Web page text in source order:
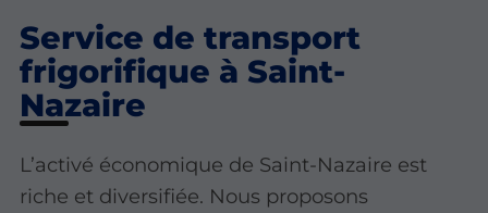
Service de transport
frigorifique à Saint-
Nazaire
L’activé économique de Saint-Nazaire est
riche et diversifiée. Nous proposons